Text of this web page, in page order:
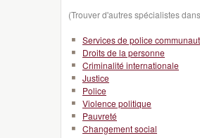
(Trouver d'autres spécialistes
Services de police
Droits de la personne
Criminalité internationale
Justice
Police
Violence politique
Pauvreté
Changement social